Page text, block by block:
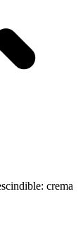
crema